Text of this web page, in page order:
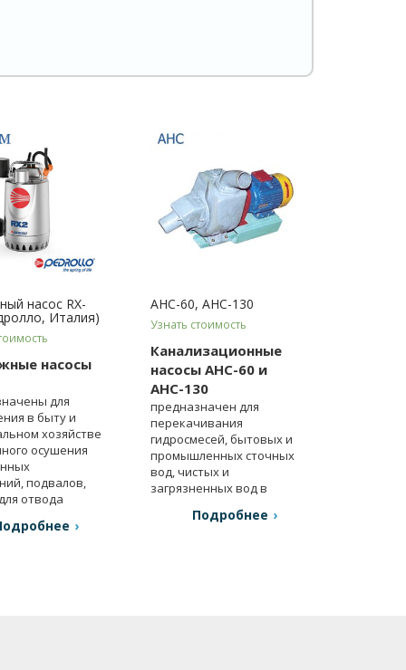
насос RX-
Италия)
насосы
для
в быту и
хозяйстве
осушения
подвалов,
отвода
и т.п.
АНС-60, АНС-130
Узнать стоимость
Канализационные
насосы АНС-60 и
АНС-130
предназначен для
перекачивания
гидросмесей, бытовых и
промышленных сточных
вод, чистых и
загрязненных вод в
Подробнее